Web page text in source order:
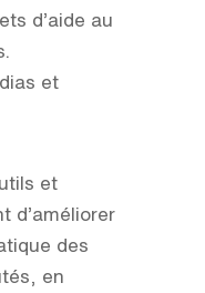
d’aide au
et
et
d’améliorer
des
en